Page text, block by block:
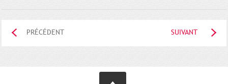
PRÉCÉDENT SUIVANT